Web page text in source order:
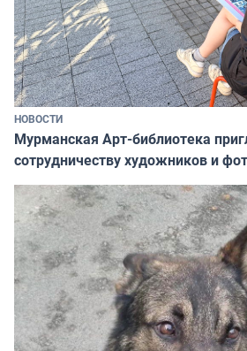
НОВОСТИ
Мурманская Арт-библиотека
сотрудничеству художников и